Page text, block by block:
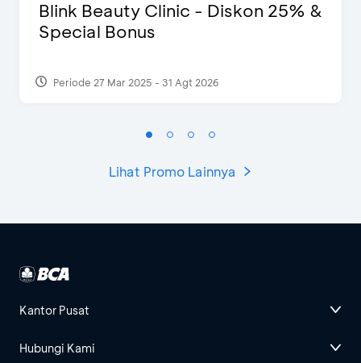
Blink Beauty Clinic - Diskon 25% &
Special Bonus
Periode 27 Mar 2025 - 31 Agt 2026
Lihat Promo Lainnya
Kantor Pusat
Hubungi Kami